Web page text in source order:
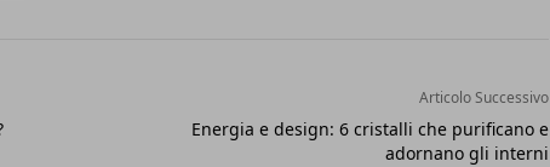
Articolo Successivo
Energia e design: 6 cristalli che purificano e
adornano gli interni